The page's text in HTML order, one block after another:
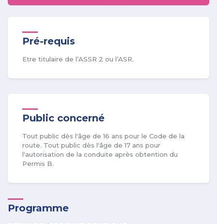
Pré-requis
Etre titulaire de l’ASSR 2 ou l’ASR.
Public concerné
Tout public dès l'âge de 16 ans pour le Code de la
route. Tout public dès l'âge de 17 ans pour
l'autorisation de la conduite après obtention du
Permis B.
Programme